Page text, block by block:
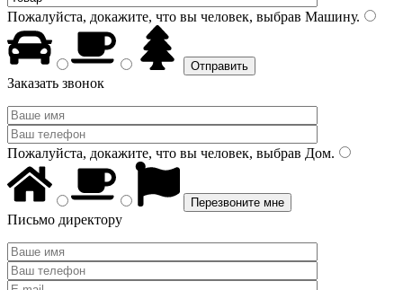
Пожалуйста, докажите, что вы человек, выбрав Машину.
Заказать звонок
Пожалуйста, докажите, что вы человек, выбрав Дом.
Письмо директору